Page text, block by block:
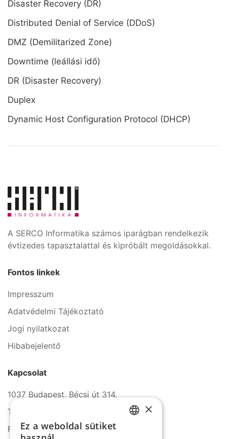
Disaster Recovery (DR)
Distributed Denial of Service (DDoS)
DMZ (Demilitarized Zone)
Downtime (leállási idő)
DR (Disaster Recovery)
Duplex
Dynamic Host Configuration Protocol (DHCP)
A SERCO Informatika számos iparágban rendelkezik
évtizedes tapasztalattal és kipróbált megoldásokkal.
Fontos linkek
Impresszum
Adatvédelmi Tájékoztató
Jogi nyilatkozat
Hibabejelentő
Kapcsolat
1037 Budapest, Bécsi út 314.
Tel.: +36 1 272 2140
Fax: +36 1 272 2150
×
Ez a weboldal sütiket